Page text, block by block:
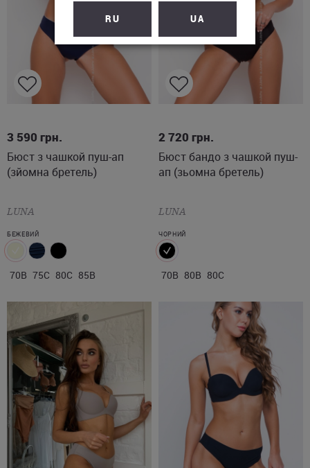
3 590 грн.
Бюст з чашкой пуш-ап
(зйомна бретель)
LUNA
БЕЖЕВИЙ
70B 75C 80C 85B
2 720 грн.
Бюст бандо з чашкой пуш-
ап (зьомна бретель)
LUNA
ЧОРНИЙ
70B 80B 80C
RU UA